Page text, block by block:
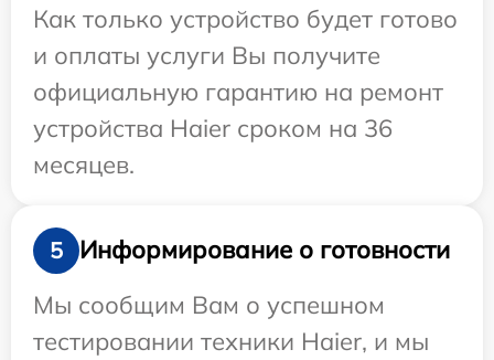
Как только устройство будет готово
и оплаты услуги Вы получите
официальную гарантию на ремонт
устройства Haier сроком на 36
месяцев.
5
Информирование о готовности
Мы сообщим Вам о успешном
тестировании техники Haier, и мы